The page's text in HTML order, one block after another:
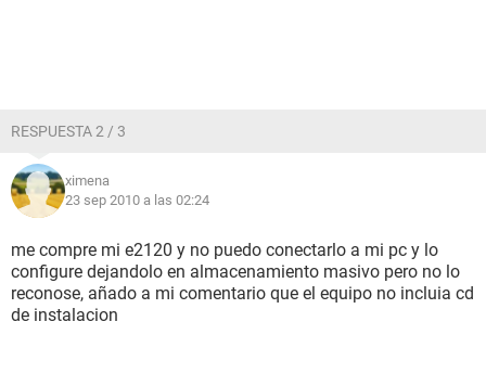
RESPUESTA 2 / 3
ximena
23 sep 2010 a las 02:24
me compre mi e2120 y no puedo conectarlo a mi pc y lo
configure dejandolo en almacenamiento masivo pero no lo
reconose, añado a mi comentario que el equipo no incluia cd
de instalacion